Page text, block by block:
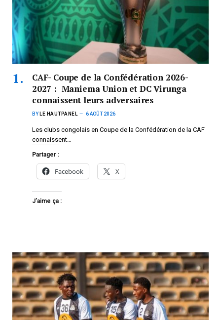
CAF- Coupe de la Confédération 2026-
2027 : Maniema Union et DC Virunga
connaissent leurs adversaires
BY LE HAUTPANEL 6 AOÛT 2026
Les clubs congolais en Coupe de la Confédération de la CAF
connaissent…
Partager :
Facebook X
J’aime ça :